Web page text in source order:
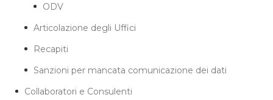
ODV
Articolazione degli Uffici
Recapiti
Sanzioni per mancata comunicazione dei dati
Collaboratori e Consulenti